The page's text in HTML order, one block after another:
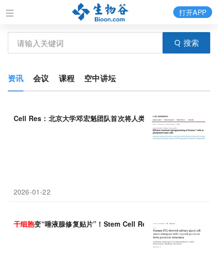
搜索
打开APP
资讯 会议 课程 空中讲坛
Cell Res：北京大学邓宏魁团队首次将人类T 细胞化学重编程为
2026-01-22
干细胞变“唾液腺修复贴片”！Stem Cell Reports证实：人